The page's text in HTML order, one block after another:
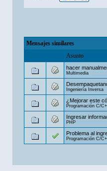
Mensajes similares
Asunto
hacer
Multimedia
Ingeniería Inversa
¿Mejorar este
Programación C/
Ingresar
PHP
Problema al
Programación C/